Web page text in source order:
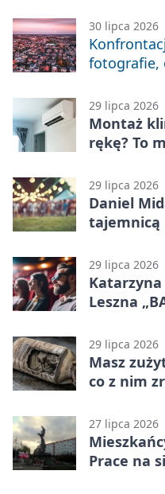
30 lipca 2026
fotografie,
29 lipca 2026
Montaż
rękę? To
29 lipca 2026
Daniel
tajemnicą
29 lipca 2026
Katarzyna
Leszna
29 lipca 2026
Masz
co z nim
27 lipca 2026
Prace na